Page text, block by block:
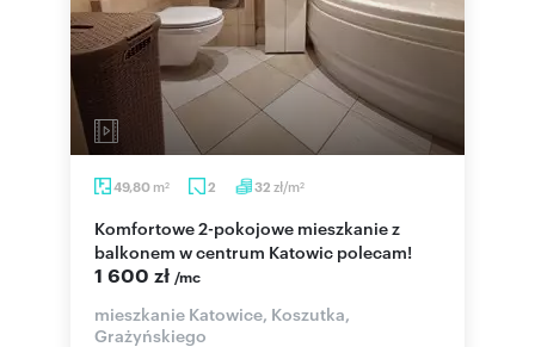
49,80 m2 2 32 zł/m2
Komfortowe 2-pokojowe mieszkanie z
balkonem w centrum Katowic polecam!
1 600 zł /mc
mieszkanie Katowice, Koszutka,
Grażyńskiego